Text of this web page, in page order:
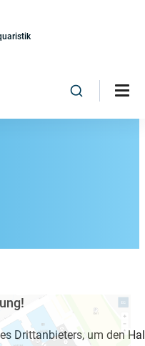
Drittanbieters, um den